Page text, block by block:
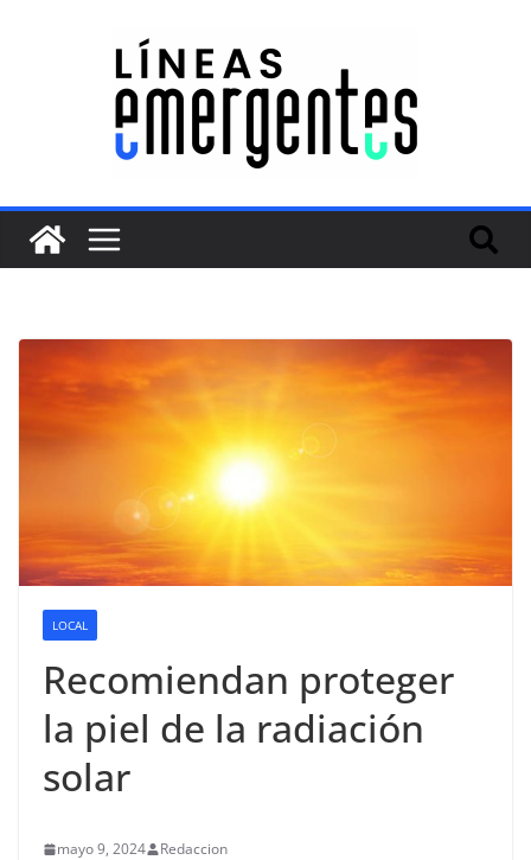
LOCAL
Recomiendan proteger
la piel de la radiación
solar
mayo 9, 2024 Redaccion